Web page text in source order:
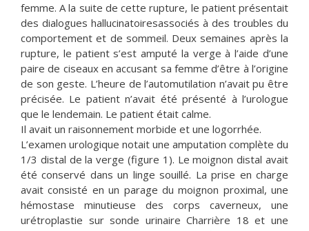
femme. A la suite de cette rupture, le patient présentait
des dialogues hallucinatoiresassociés à des troubles du
comportement et de sommeil. Deux semaines après la
rupture, le patient s’est amputé la verge à l’aide d’une
paire de ciseaux en accusant sa femme d’être à l’origine
de son geste. L’heure de l’automutilation n’avait pu être
précisée. Le patient n’avait été présenté à l’urologue
que le lendemain. Le patient était calme.
Il avait un raisonnement morbide et une logorrhée.
L’examen urologique notait une amputation complète du
1/3 distal de la verge (figure 1). Le moignon distal avait
été conservé dans un linge souillé. La prise en charge
avait consisté en un parage du moignon proximal, une
hémostase minutieuse des corps caverneux, une
urétroplastie sur sonde urinaire Charrière 18 et une